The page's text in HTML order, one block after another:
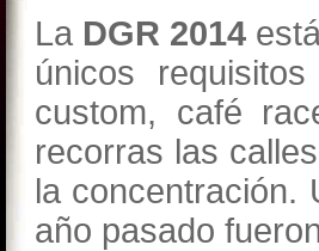
La DGR 2014
únicos
custom, café
recorras las
la concentración.
año pasado